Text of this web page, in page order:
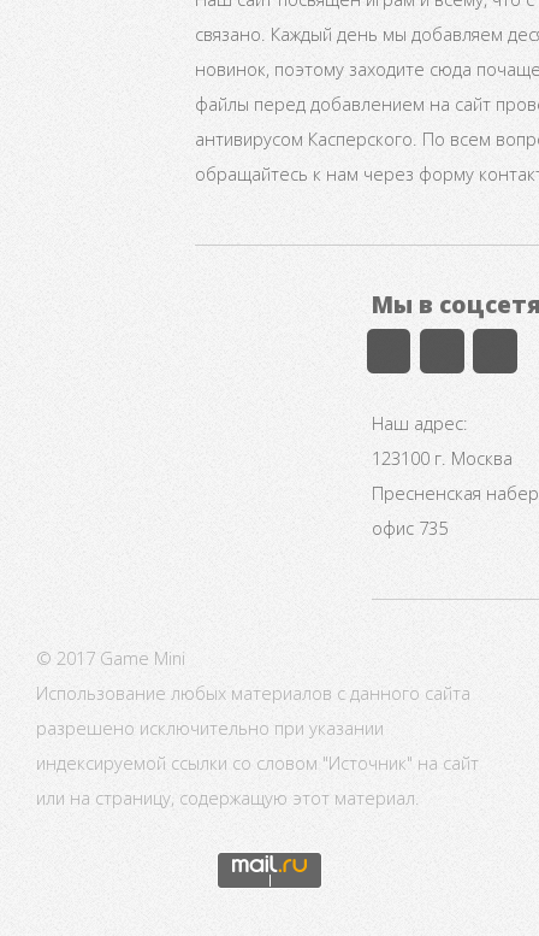
связано. Каждый день мы добавляем
новинок, поэтому заходите сюда
файлы перед добавлением на сайт
антивирусом Касперского. По всем
обращайтесь к нам через форму
Мы в
Наш адрес:
123100 г. Москва
Пресненская
офис 735
© 2017 Game Mini
Использование любых материалов с данного сайта
разрешено исключительно при указании
индексируемой ссылки со словом "Источник" на сайт
или на страницу, содержащую этот материал.